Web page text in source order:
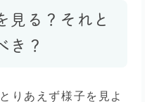
見る？それと
き？
りあえず様子を見よ